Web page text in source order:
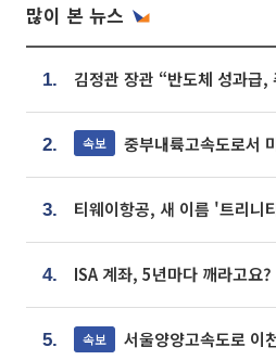
많이 본 뉴스
1.
2. 속보 중부내륙고속도로서
3.
4. ISA 계좌, 5년마다 깨라고요
5. 속보 서울양양고속도로 이